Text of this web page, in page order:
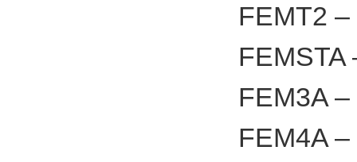
FEMT2
FEMSTA
FEM3A
FEM4A